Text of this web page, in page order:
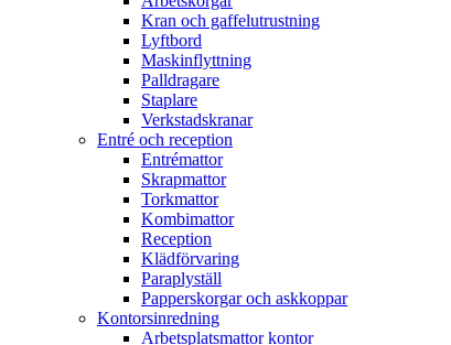
Kran och gaffelutrustning
Lyftbord
Maskinflyttning
Palldragare
Staplare
Verkstadskranar
Entré och reception
Entrémattor
Skrapmattor
Torkmattor
Kombimattor
Reception
Klädförvaring
Paraplyställ
Papperskorgar och askkoppar
Kontorsinredning
Arbetsplatsmattor kontor